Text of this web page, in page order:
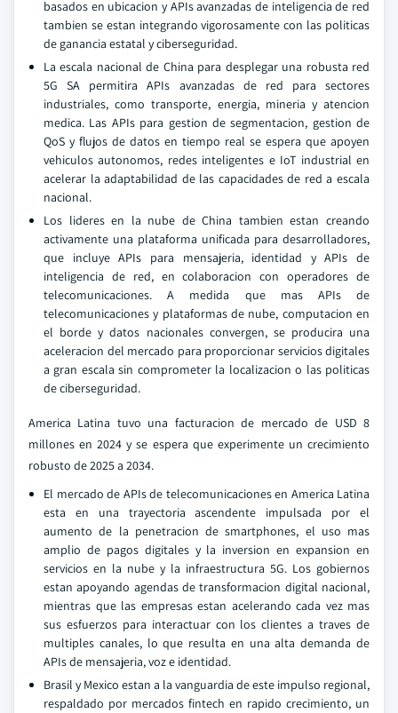
basados en ubicacion y APIs avanzadas de inteligencia de red
tambien se estan integrando vigorosamente con las politicas
de ganancia estatal y ciberseguridad.
La escala nacional de China para desplegar una robusta red
5G SA permitira APIs avanzadas de red para sectores
industriales, como transporte, energia, mineria y atencion
medica. Las APIs para gestion de segmentacion, gestion de
QoS y flujos de datos en tiempo real se espera que apoyen
vehiculos autonomos, redes inteligentes e IoT industrial en
acelerar la adaptabilidad de las capacidades de red a escala
nacional.
Los lideres en la nube de China tambien estan creando
activamente una plataforma unificada para desarrolladores,
que incluye APIs para mensajeria, identidad y APIs de
inteligencia de red, en colaboracion con operadores de
telecomunicaciones. A medida que mas APIs de
telecomunicaciones y plataformas de nube, computacion en
el borde y datos nacionales convergen, se producira una
aceleracion del mercado para proporcionar servicios digitales
a gran escala sin comprometer la localizacion o las politicas
de ciberseguridad.
America Latina tuvo una facturacion de mercado de USD 8
millones en 2024 y se espera que experimente un crecimiento
robusto de 2025 a 2034.
El mercado de APIs de telecomunicaciones en America Latina
esta en una trayectoria ascendente impulsada por el
aumento de la penetracion de smartphones, el uso mas
amplio de pagos digitales y la inversion en expansion en
servicios en la nube y la infraestructura 5G. Los gobiernos
estan apoyando agendas de transformacion digital nacional,
mientras que las empresas estan acelerando cada vez mas
sus esfuerzos para interactuar con los clientes a traves de
multiples canales, lo que resulta en una alta demanda de
APIs de mensajeria, voz e identidad.
Brasil y Mexico estan a la vanguardia de este impulso regional,
respaldado por mercados fintech en rapido crecimiento, un